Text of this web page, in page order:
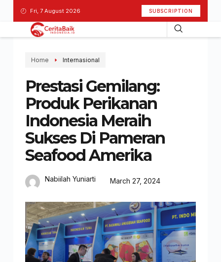
Fri, 7 August 2026 SUBSCRIPTION
Home Internasional
Prestasi Gemilang:
Produk Perikanan
Indonesia Meraih
Sukses Di Pameran
Seafood Amerika
Nabiilah Yuniarti March 27, 2024